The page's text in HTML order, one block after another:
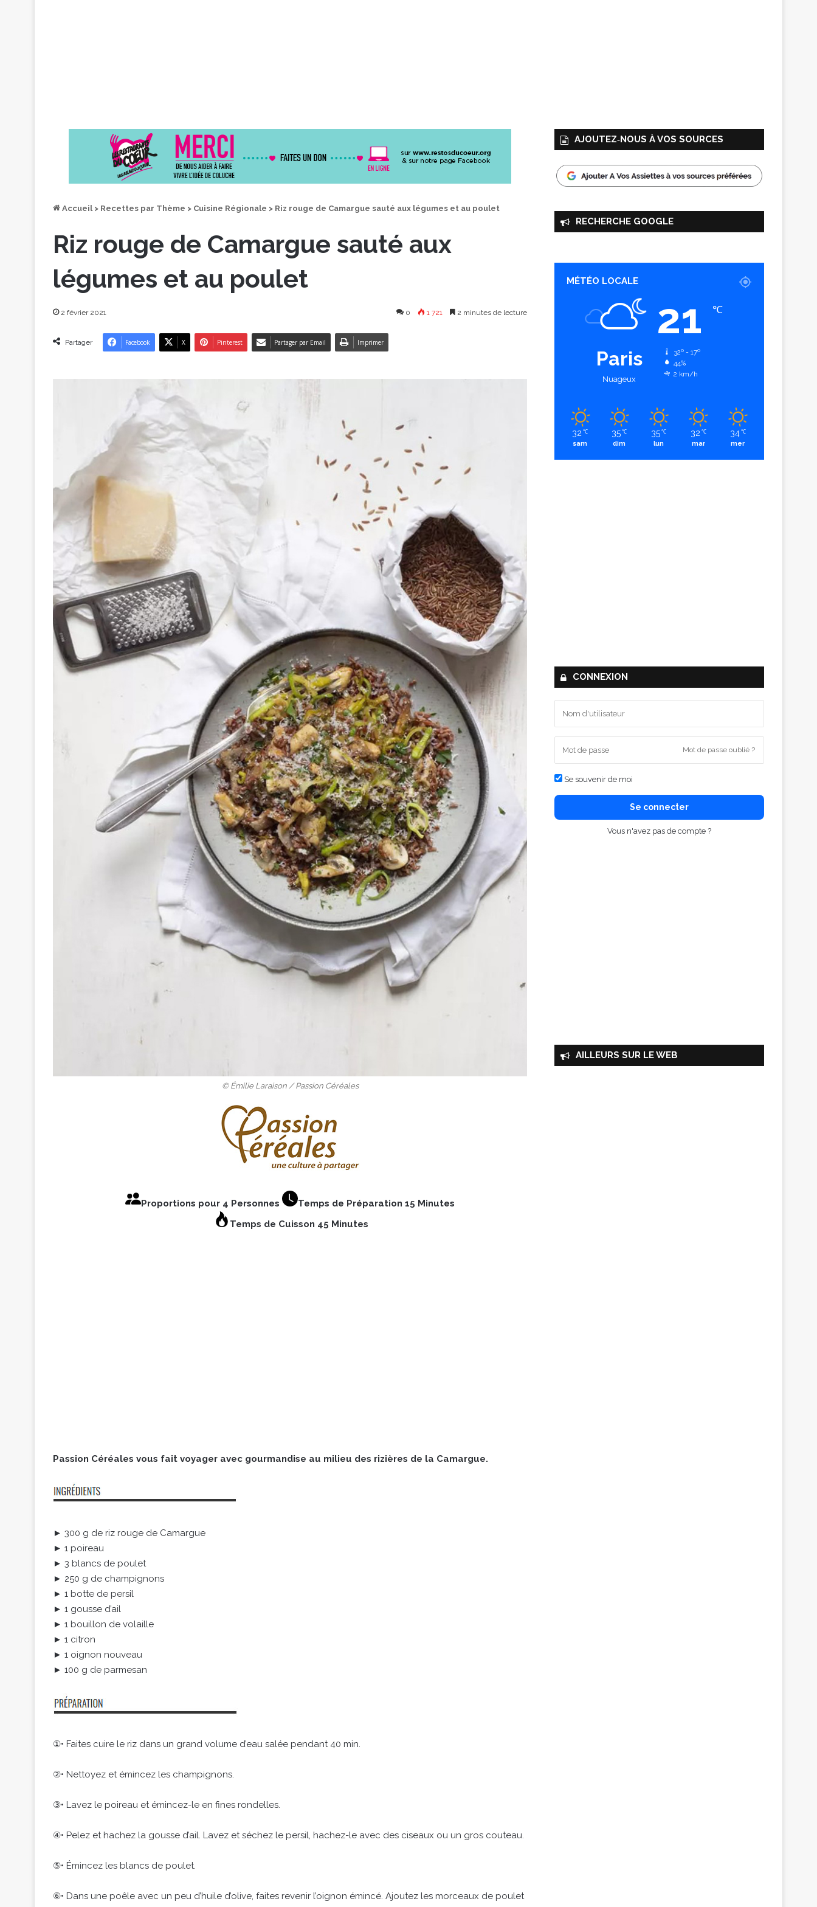
Accueil > Recettes par Thème > Cuisine Régionale > Riz rouge de Camargue sauté aux légumes et au poulet
Riz rouge de Camargue sauté aux
légumes et au poulet
2 février 2021 0 1 721 2 minutes de lecture
Partager Facebook X Pinterest Partager par Email Imprimer
© Émilie Laraison / Passion Céréales
Proportions pour 4 Personnes
Temps de Préparation 15 Minutes
Temps de Cuisson 45 Minutes
Passion Céréales vous fait voyager avec gourmandise au milieu des rizières de la Camargue.
► 300 g de riz rouge de Camargue
► 1 poireau
► 3 blancs de poulet
► 250 g de champignons
► 1 botte de persil
► 1 gousse d’ail
► 1 bouillon de volaille
► 1 citron
► 1 oignon nouveau
► 100 g de parmesan
①• Faites cuire le riz dans un grand volume d’eau salée pendant 40 min.
②• Nettoyez et émincez les champignons.
③• Lavez le poireau et émincez-le en fines rondelles.
④• Pelez et hachez la gousse d’ail. Lavez et séchez le persil, hachez-le avec des ciseaux ou un gros couteau.
⑤• Émincez les blancs de poulet.
⑥• Dans une poêle avec un peu d’huile d’olive, faites revenir l’oignon émincé. Ajoutez les morceaux de poulet
AJOUTEZ‑NOUS À VOS SOURCES
RECHERCHE GOOGLE
MÉTÉO LOCALE
Paris
Nuageux
21 ℃
32º - 17º
44%
2 km/h
32 ℃
sam
35 ℃
dim
35 ℃
lun
32 ℃
mar
34 ℃
mer
CONNEXION
Mot de passe oublié ?
Se souvenir de moi
Se connecter
Vous n'avez pas de compte ?
AILLEURS SUR LE WEB